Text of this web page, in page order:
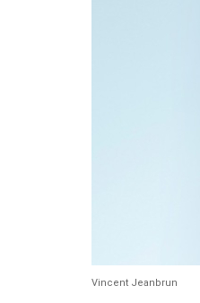
Vincent Jeanbrun